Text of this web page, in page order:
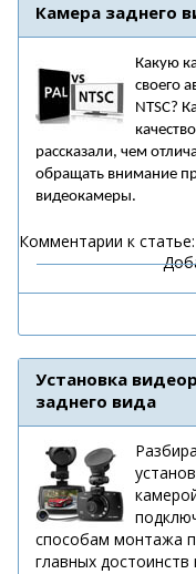
Камера заднего
Какую
своего
NTSC?
рассказали, чем
обращать внимание
видеокамеры.
Комментарии к
Установка
заднего вида
способам монтажа
главных достоинств